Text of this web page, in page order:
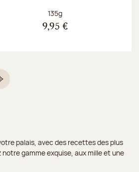
Poids net :
135g
9,95 €
page
palais, avec des recettes des plus
gamme exquise, aux mille et une